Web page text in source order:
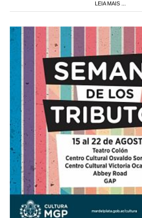
LEIA MAIS ...